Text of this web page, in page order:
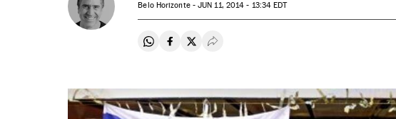
Belo Horizonte -JUN 11, 2014 - 13:34 EDT
Compartir en Whatsapp
Compartir en Facebook
Compartir en Twitter
Desplegar Redes Sociales